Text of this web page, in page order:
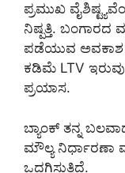
ಪ್ರಮುಖ
ನಿಷ್ಪತ್ತಿ. ಬಂಗಾರದ
ಪಡೆಯುವ ಅವಕಾಶ
ಕಡಿಮೆ LTV
ಪ್ರಯಾಸ.
ಬ್ಯಾಂಕ್ ತನ್ನ
ಮೌಲ್ಯ ನಿರ್ಧಾರಣಾ
ಒದಗಿಸುತ್ತಿದೆ.